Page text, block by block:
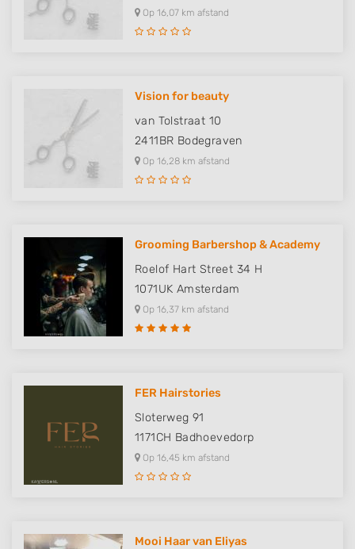
Op 16,07 km afstand
Vision for beauty
van Tolstraat 10
2411BR Bodegraven
Op 16,28 km afstand
Grooming Barbershop & Academy
Roelof Hart Street 34 H
1071UK Amsterdam
Op 16,37 km afstand
FER Hairstories
Sloterweg 91
1171CH Badhoevedorp
Op 16,45 km afstand
Mooi Haar van Eliyas